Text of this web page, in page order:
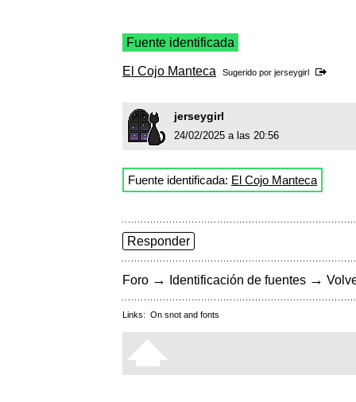
Fuente identificada
El Cojo Manteca Sugerido por jerseygirl
jerseygirl
24/02/2025 a las 20:56
Fuente identificada: El Cojo Manteca
Responder
Foro → Identificación de fuentes →
Links: On snot and fonts